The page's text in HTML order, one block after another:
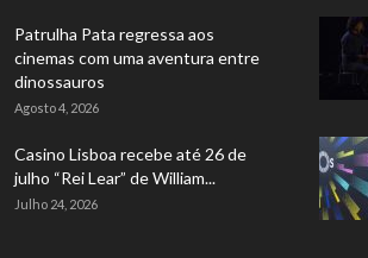
Patrulha Pata regressa aos
cinemas com uma aventura entre
dinossauros
Agosto 4, 2026
Casino Lisboa recebe até 26 de
julho “Rei Lear” de William...
Julho 24, 2026